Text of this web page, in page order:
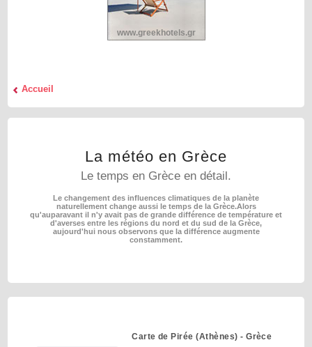
www.greekhotels.gr
Accueil
La météo en Grèce
Le temps en Grèce en détail.
Le changement des influences climatiques de la planète
naturellement change aussi le temps de la Grèce.Alors
qu'auparavant il n'y avait pas de grande différence de température et
d'averses entre les régions du nord et du sud de la Grèce,
aujourd'hui nous observons que la différence augmente
constamment.
Carte de Pirée (Athènes) - Grèce